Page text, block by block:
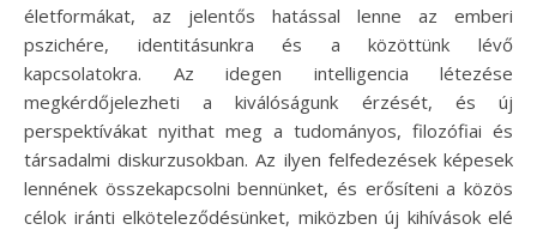
életformákat, az jelentős hatással lenne az emberi
pszichére, identitásunkra és a közöttünk lévő
kapcsolatokra. Az idegen intelligencia létezése
megkérdőjelezheti a kiválóságunk érzését, és új
perspektívákat nyithat meg a tudományos, filozófiai és
társadalmi diskurzusokban. Az ilyen felfedezések képesek
lennének összekapcsolni bennünket, és erősíteni a közös
célok iránti elköteleződésünket, miközben új kihívások elé